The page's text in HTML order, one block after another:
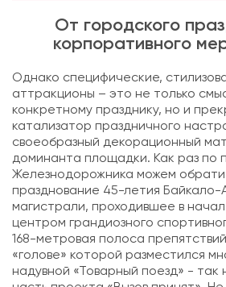
От городского
корпоративного
Однако специфические,
аттракционы – это не только
конкретному празднику, но и
катализатор праздничного
своеобразный декорационный
доминанта площадки. Как раз по
Железнодорожника можем
празднование 45-летия Байкало-
магистрали, проходившее в
центром грандиозного
168-метровая полоса
«голове» которой разместился
надувной «Товарный поезд» - так